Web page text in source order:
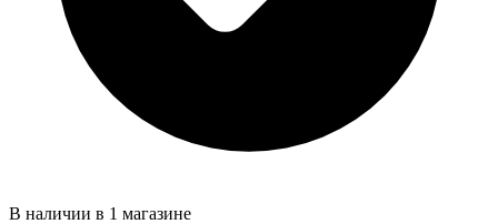
В наличии в 1 магазине